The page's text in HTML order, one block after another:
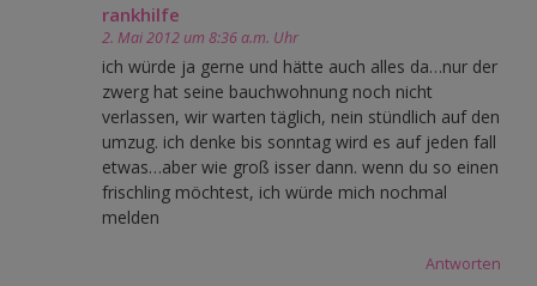
rankhilfe
2. Mai 2012 um 8:36 a.m. Uhr
ich würde ja gerne und hätte auch alles da…nur der
zwerg hat seine bauchwohnung noch nicht
verlassen, wir warten täglich, nein stündlich auf den
umzug. ich denke bis sonntag wird es auf jeden fall
etwas…aber wie groß isser dann. wenn du so einen
frischling möchtest, ich würde mich nochmal
melden
Antworten